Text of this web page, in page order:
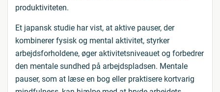
produktiviteten.
Et japansk studie har vist, at aktive pauser, der
kombinerer fysisk og mental aktivitet, styrker
arbejdsforholdene, øger aktivitetsniveauet og forbedrer
den mentale sundhed på arbejdspladsen. Mentale
pauser, som at læse en bog eller praktisere kortvarig